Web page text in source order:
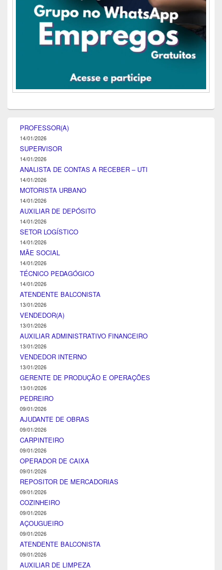
PROFESSOR(A)
14/01/2026
SUPERVISOR
14/01/2026
ANALISTA DE CONTAS A RECEBER – UTI
14/01/2026
MOTORISTA URBANO
14/01/2026
AUXILIAR DE DEPÓSITO
14/01/2026
SETOR LOGÍSTICO
14/01/2026
MÃE SOCIAL
14/01/2026
TÉCNICO PEDAGÓGICO
14/01/2026
ATENDENTE BALCONISTA
13/01/2026
VENDEDOR(A)
13/01/2026
AUXILIAR ADMINISTRATIVO FINANCEIRO
13/01/2026
VENDEDOR INTERNO
13/01/2026
GERENTE DE PRODUÇÃO E OPERAÇÕES
13/01/2026
PEDREIRO
09/01/2026
AJUDANTE DE OBRAS
09/01/2026
CARPINTEIRO
09/01/2026
OPERADOR DE CAIXA
09/01/2026
REPOSITOR DE MERCADORIAS
09/01/2026
COZINHEIRO
09/01/2026
AÇOUGUEIRO
09/01/2026
ATENDENTE BALCONISTA
09/01/2026
AUXILIAR DE LIMPEZA